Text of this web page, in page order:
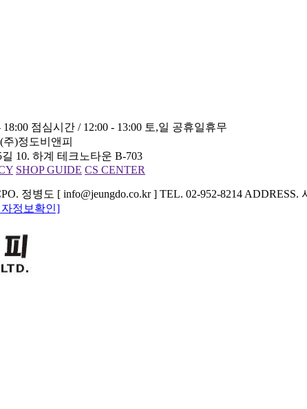
18:00 점심시간 / 12:00 - 13:00 토,일 공휴일휴무
주)정도비앤피
10. 하계 테크노타운 B-703
SHOP GUIDE CS CENTER
정병도 [ info@jeungdo.co.kr ] TEL. 02-952-8214
정보확인]